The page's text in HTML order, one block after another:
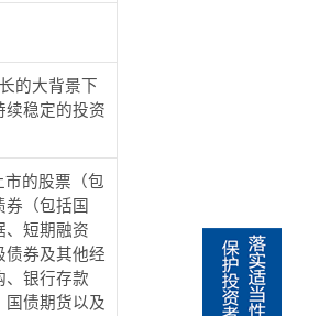
的大背景下
续稳定的投资
的股票（包
（包括国
、短期融资
债券及其他经
、银行存款
国债期货以及